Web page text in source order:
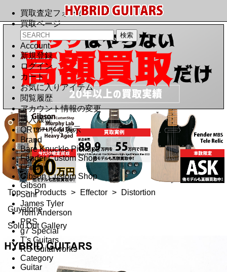
買取査定フォーム
買取ページ
Account
新規登録
ログイン
カート
お気に入りアイテム
閲覧履歴
アカウント情報の変更
購入履歴
QRコードを表示
Brand
Bare Knuckle Pickups
Fender Custom Shop
Fender
Gibson Custom Shop
Gibson
Suhr
James Tyler
Tom Anderson
PRS
g7 Special
T's Guitars
RS Guitarworks
Category
Guitar
Top > Products > Effector >
Distortion
Guyatone
Sold Out Gallery